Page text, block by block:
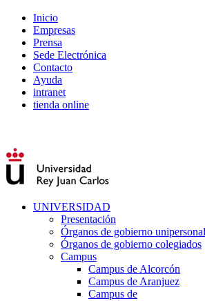
Inicio
Empresas
Prensa
Sede Electrónica
Contacto
Ayuda
intranet
tienda online
UNIVERSIDAD
Presentación
Órganos de gobierno
Órganos de gobierno colegiados
Campus
Campus de Alcorcón
Campus de Aranjuez
Campus de